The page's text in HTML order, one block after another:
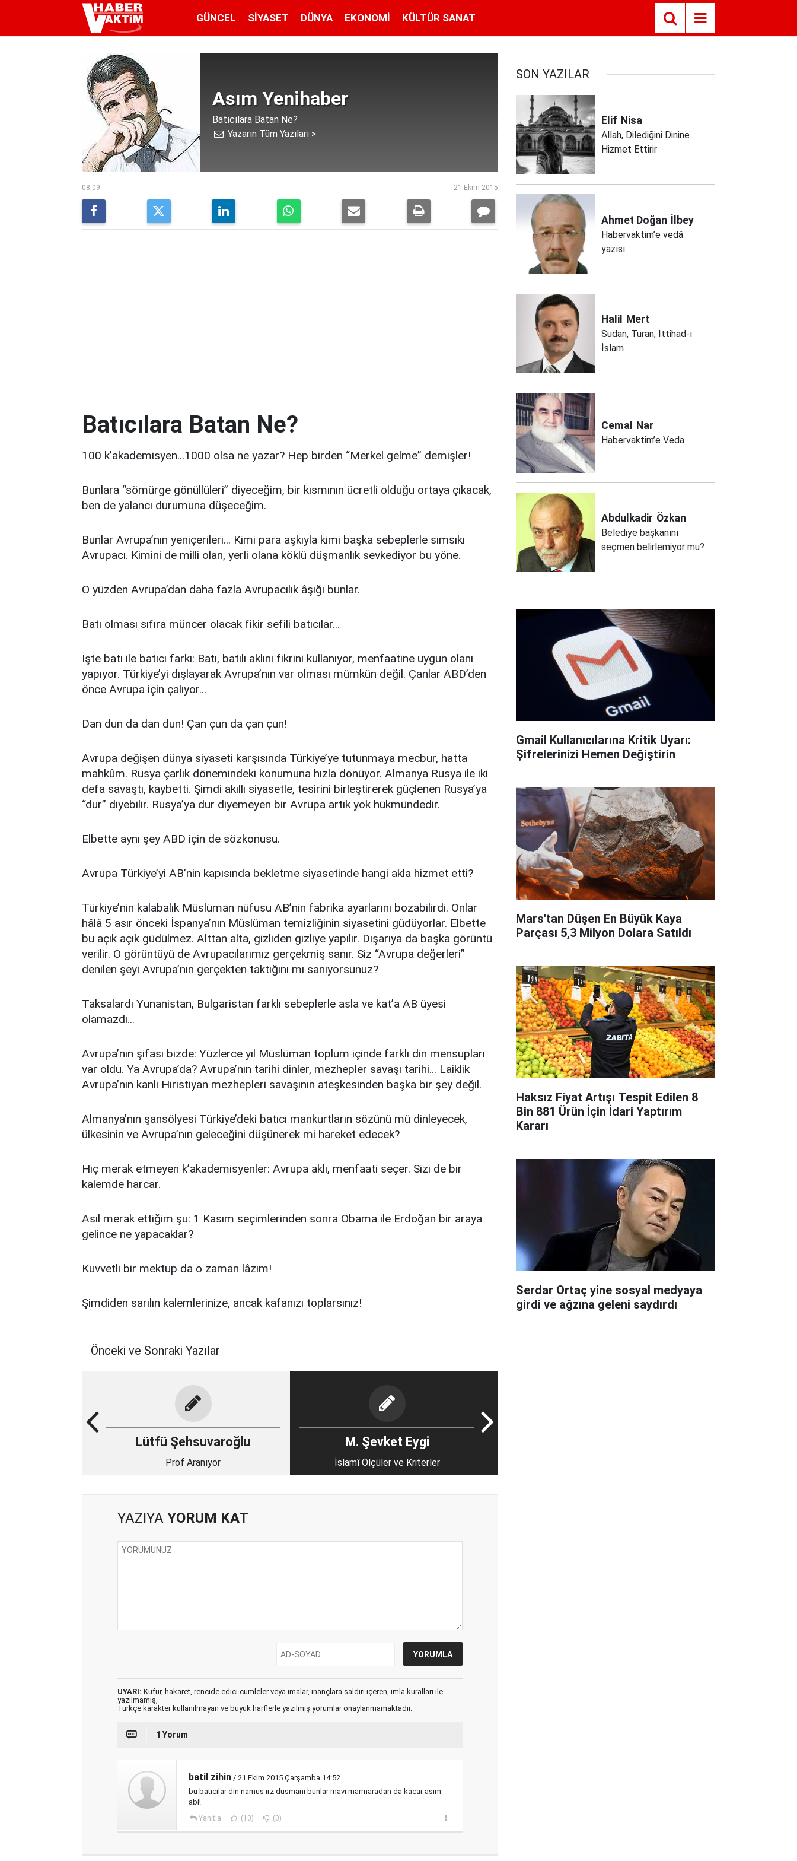
GÜNCEL SIYASET DÜNYA EKONOMI KÜLTÜR SANAT
Asım Yenihaber
Batıcılara Batan Ne?
Yazarın Tüm Yazıları >
08:09 21 Ekim 2015
Batıcılara Batan Ne?
100 k’akademisyen...1000 olsa ne yazar? Hep birden “Merkel gelme” demişler!
Bunlara “sömürge gönüllüleri” diyeceğim, bir kısmının ücretli olduğu ortaya çıkacak,
ben de yalancı durumuna düşeceğim.
Bunlar Avrupa’nın yeniçerileri... Kimi para aşkıyla kimi başka sebeplerle sımsıkı
Avrupacı. Kimini de milli olan, yerli olana köklü düşmanlık sevkediyor bu yöne.
O yüzden Avrupa’dan daha fazla Avrupacılık âşığı bunlar.
Batı olması sıfıra müncer olacak fikir sefili batıcılar...
İşte batı ile batıcı farkı: Batı, batılı aklını fikrini kullanıyor, menfaatine uygun olanı
yapıyor. Türkiye’yi dışlayarak Avrupa’nın var olması mümkün değil. Çanlar ABD’den
önce Avrupa için çalıyor...
Dan dun da dan dun! Çan çun da çan çun!
Avrupa değişen dünya siyaseti karşısında Türkiye’ye tutunmaya mecbur, hatta
mahkûm. Rusya çarlık dönemindeki konumuna hızla dönüyor. Almanya Rusya ile iki
defa savaştı, kaybetti. Şimdi akıllı siyasetle, tesirini birleştirerek güçlenen Rusya’ya
“dur” diyebilir. Rusya’ya dur diyemeyen bir Avrupa artık yok hükmündedir.
Elbette aynı şey ABD için de sözkonusu.
Avrupa Türkiye’yi AB’nin kapısında bekletme siyasetinde hangi akla hizmet etti?
Türkiye’nin kalabalık Müslüman nüfusu AB’nin fabrika ayarlarını bozabilirdi. Onlar
hâlâ 5 asır önceki İspanya’nın Müslüman temizliğinin siyasetini güdüyorlar. Elbette
bu açık açık güdülmez. Alttan alta, gizliden gizliye yapılır. Dışarıya da başka görüntü
verilir. O görüntüyü de Avrupacılarımız gerçekmiş sanır. Siz “Avrupa değerleri”
denilen şeyi Avrupa’nın gerçekten taktığını mı sanıyorsunuz?
Taksalardı Yunanistan, Bulgaristan farklı sebeplerle asla ve kat’a AB üyesi
olamazdı...
Avrupa’nın şifası bizde: Yüzlerce yıl Müslüman toplum içinde farklı din mensupları
var oldu. Ya Avrupa’da? Avrupa’nın tarihi dinler, mezhepler savaşı tarihi... Laiklik
Avrupa’nın kanlı Hıristiyan mezhepleri savaşının ateşkesinden başka bir şey değil.
Almanya’nın şansölyesi Türkiye’deki batıcı mankurtların sözünü mü dinleyecek,
ülkesinin ve Avrupa’nın geleceğini düşünerek mi hareket edecek?
Hiç merak etmeyen k’akademisyenler: Avrupa aklı, menfaati seçer. Sizi de bir
kalemde harcar.
Asıl merak ettiğim şu: 1 Kasım seçimlerinden sonra Obama ile Erdoğan bir araya
gelince ne yapacaklar?
Kuvvetli bir mektup da o zaman lâzım!
Şimdiden sarılın kalemlerinize, ancak kafanızı toplarsınız!
Önceki ve Sonraki Yazılar
Lütfü Şehsuvaroğlu
Prof Aranıyor
M. Şevket Eygi
İslamî Ölçüler ve Kriterler
YAZIYA YORUM KAT
UYARI: Küfür, hakaret, rencide edici cümleler veya imalar, inançlara saldırı içeren, imla kuralları ile
yazılmamış,
Türkçe karakter kullanılmayan ve büyük harflerle yazılmış yorumlar onaylanmamaktadır.
1 Yorum
batil zihin / 21 Ekim 2015 Çarşamba 14:52
bu baticilar din namus irz dusmani bunlar mavi marmaradan da kacar asim
abi!
Yanıtla (10) (0)
SON YAZILAR
Elif Nisa
Allah, Dilediğini Dinine
Hizmet Ettirir
Ahmet Doğan İlbey
Habervaktim’e vedâ
yazısı
Halil Mert
Sudan, Turan, İttihad-ı
İslam
Cemal Nar
Habervaktim’e Veda
Abdulkadir Özkan
Belediye başkanını
seçmen belirlemiyor mu?
Gmail Kullanıcılarına Kritik Uyarı:
Şifrelerinizi Hemen Değiştirin
Mars'tan Düşen En Büyük Kaya
Parçası 5,3 Milyon Dolara Satıldı
Haksız Fiyat Artışı Tespit Edilen 8
Bin 881 Ürün İçin İdari Yaptırım
Kararı
Serdar Ortaç yine sosyal medyaya
girdi ve ağzına geleni saydırdı